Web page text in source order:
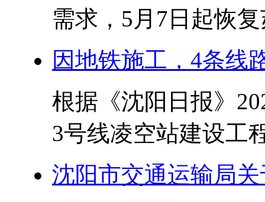
需求，5月7日起恢
因地铁施工，4条线
根据《沈阳日报》
3号线凌空站建设工
沈阳市交通运输局